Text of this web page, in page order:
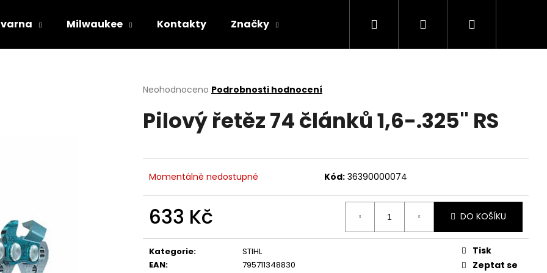
Milwaukee Kontakty Značky Hledat PřihlášeníNákupní
Průměrné
produktu
je
5
Neohodnoceno Podrobnosti hodnocení
Pilový řetěz 74 článků 1,6-.325" RS
Momentálně nedostupné Kód: 36390000074
633 Kč
cena:
DO KOŠÍKU
Kategorie:
STIHL
EAN: 795711348830
Tisk
Zeptat se
HLEDAT
RM 443 T
HUSQVARNA AUTOMOWER 430V NERA